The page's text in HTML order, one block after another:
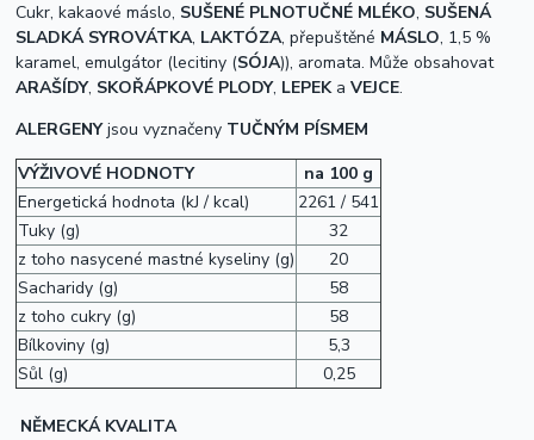
Cukr, kakaové máslo, SUŠENÉ PLNOTUČNÉ MLÉKO, SUŠENÁ
SLADKÁ SYROVÁTKA, LAKTÓZA, přepuštěné MÁSLO, 1,5 %
karamel, emulgátor (lecitiny (SÓJA)), aromata. Může obsahovat
ARAŠÍDY, SKOŘÁPKOVÉ PLODY, LEPEKaVEJCE.
ALERGENYjsou vyznačeny TUČNÝM PÍSMEM
VÝŽIVOVÉ HODNOTY
na 100 g
Energetická hodnota (kJ / kcal)
2261 / 541
Tuky (g)
32
z toho nasycené mastné kyseliny (g)
20
Sacharidy (g)
58
z toho cukry (g)
58
Bílkoviny (g)
5,3
Sůl (g)
0,25
NĚMECKÁ KVALITA